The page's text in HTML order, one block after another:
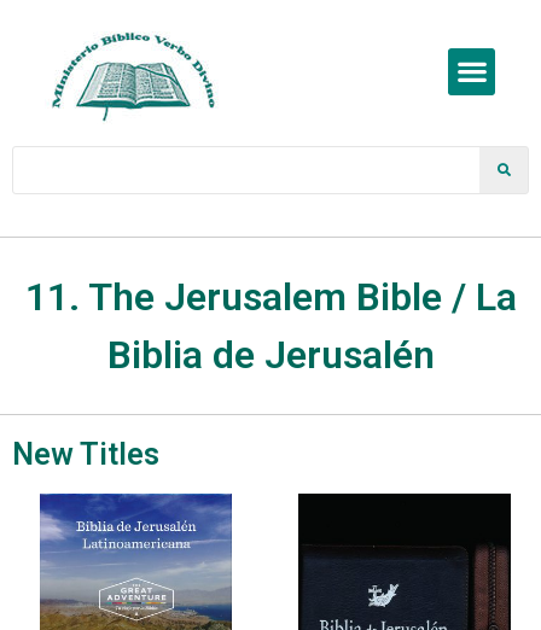
11. The Jerusalem Bible / La
Biblia de Jerusalén
New Titles